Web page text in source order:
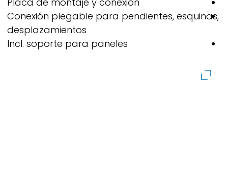
Conexión plegable para pendientes, esquinas,
desplazamientos
Incl. soporte para paneles